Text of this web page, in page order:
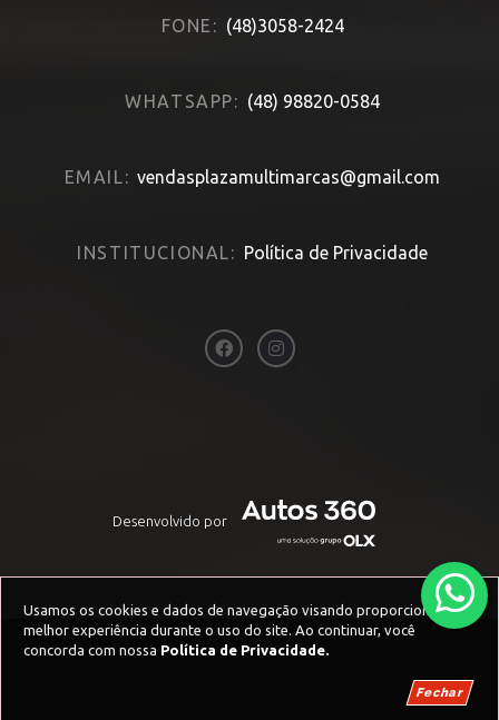
Usamos os cookies e dados de navegação visando proporcionar uma
melhor experiência durante o uso do site. Ao continuar, você
concorda com nossa Política de Privacidade.
Fechar
FONE: (48)3058-2424
WHATSAPP: (48) 98820-0584
EMAIL: vendasplazamultimarcas@gmail.com
INSTITUCIONAL: Política de Privacidade
Desenvolvido por